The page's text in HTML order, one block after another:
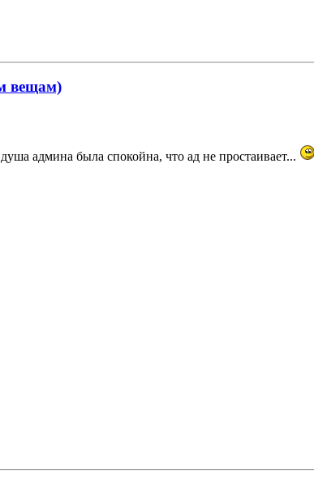
вещам)
админа была спокойна, что ад не простаивает...